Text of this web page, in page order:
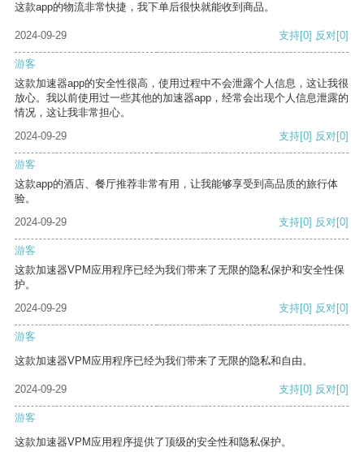
这款app的物流非常快捷，我下单后很快就能收到商品。
2024-09-29 支持[0] 反对[0]
游客
这款加速器app的安全性很高，使用过程中不会泄露个人信息，这让我很
放心。我以前使用过一些其他的加速器app，经常会出现个人信息泄露的
情况，这让我非常担心。
2024-09-29
支持[0] 反对[0]
游客
这款app的酒店、餐厅推荐非常有用，让我能够享受到高品质的旅行体
验。
2024-09-29
支持[0] 反对[0]
游客
这款加速器VPM应用程序已经为我们带来了无限的隐私保护和安全性保
护。
2024-09-29
支持[0] 反对[0]
游客
这款加速器VPM应用程序已经为我们带来了无限的隐私和自由。
2024-09-29 支持[0] 反对[0]
游客
这款加速器VPM应用程序提供了顶级的安全性和隐私保护。